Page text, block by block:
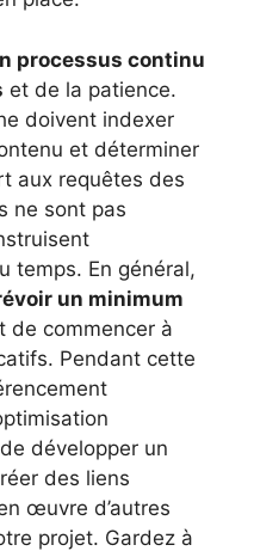
processus continu
et de la patience.
doivent indexer
et déterminer
aux requêtes des
ne sont pas
temps. En général,
un minimum
de commencer à
Pendant cette
développer un
des liens
œuvre d’autres
projet. Gardez à